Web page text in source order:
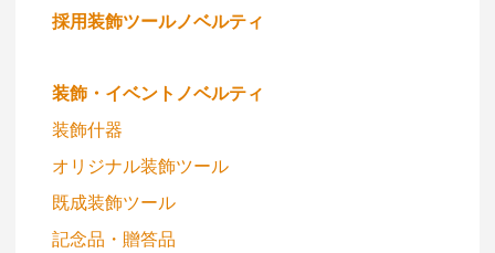
採用装飾ツールノベルティ
装飾・イベントノベルティ
装飾什器
オリジナル装飾ツール
既成装飾ツール
記念品・贈答品